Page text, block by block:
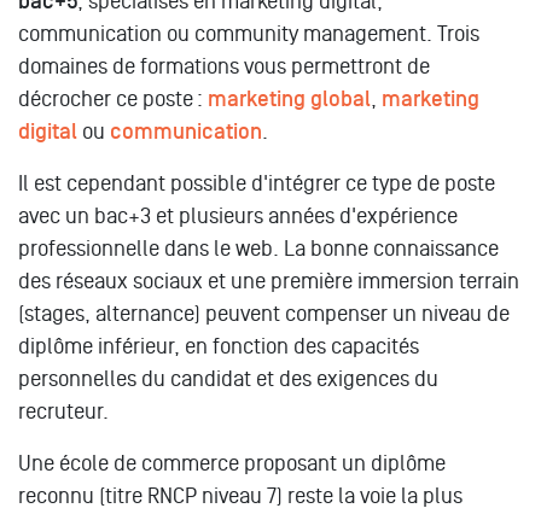
communication ou community management. Trois
domaines de formations vous permettront de
décrocher ce poste : marketing global marketing
digital ou communication
Il est cependant possible d'intégrer ce type de poste
avec un bac+3 et plusieurs années d'expérience
professionnelle dans le web. La bonne connaissance
des réseaux sociaux et une première immersion terrain
(stages, alternance) peuvent compenser un niveau de
diplôme inférieur, en fonction des capacités
personnelles du candidat et des exigences du
recruteur.
Une école de commerce proposant un diplôme
reconnu (titre RNCP niveau 7) reste la voie la plus